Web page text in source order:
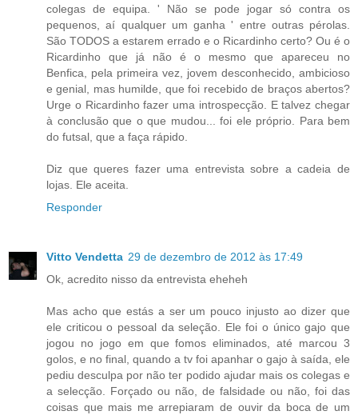
colegas de equipa. ' Não se pode jogar só contra os
pequenos, aí qualquer um ganha ' entre outras pérolas.
São TODOS a estarem errado e o Ricardinho certo? Ou é o
Ricardinho que já não é o mesmo que apareceu no
Benfica, pela primeira vez, jovem desconhecido, ambicioso
e genial, mas humilde, que foi recebido de braços abertos?
Urge o Ricardinho fazer uma introspecção. E talvez chegar
à conclusão que o que mudou... foi ele próprio. Para bem
do futsal, que a faça rápido.
Diz que queres fazer uma entrevista sobre a cadeia de
lojas. Ele aceita.
Responder
Vitto Vendetta 29 de dezembro de 2012 às 17:49
Ok, acredito nisso da entrevista eheheh
Mas acho que estás a ser um pouco injusto ao dizer que
ele criticou o pessoal da seleção. Ele foi o único gajo que
jogou no jogo em que fomos eliminados, até marcou 3
golos, e no final, quando a tv foi apanhar o gajo à saída, ele
pediu desculpa por não ter podido ajudar mais os colegas e
a selecção. Forçado ou não, de falsidade ou não, foi das
coisas que mais me arrepiaram de ouvir da boca de um